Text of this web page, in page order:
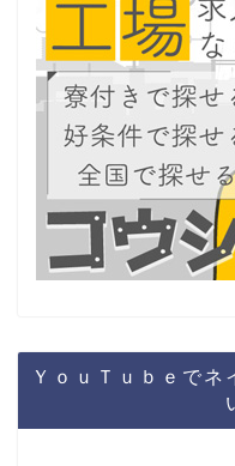
ＹｏｕＴｕｂｅでネ